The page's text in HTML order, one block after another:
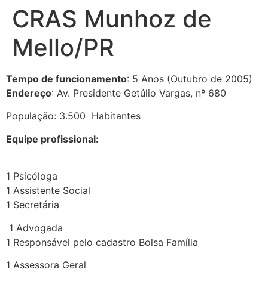
para
conteúdo
CRAS Munhoz de
Mello/PR
Tempo de funcionamento: 5 Anos (Outubro de 2005)
Endereço: Av. Presidente Getúlio Vargas, nº 680
População: 3.500 Habitantes
Equipe profissional:
1 Psicóloga
1 Assistente Social
1 Secretária
1 Advogada
1 Responsável pelo cadastro Bolsa Família
1 Assessora Geral